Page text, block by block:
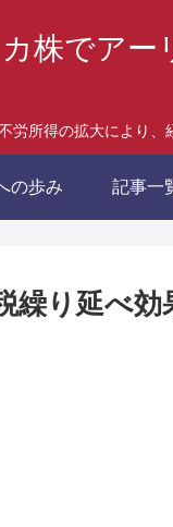
株でアー
労所得の拡大により
の歩み 記事一
繰り延べ効